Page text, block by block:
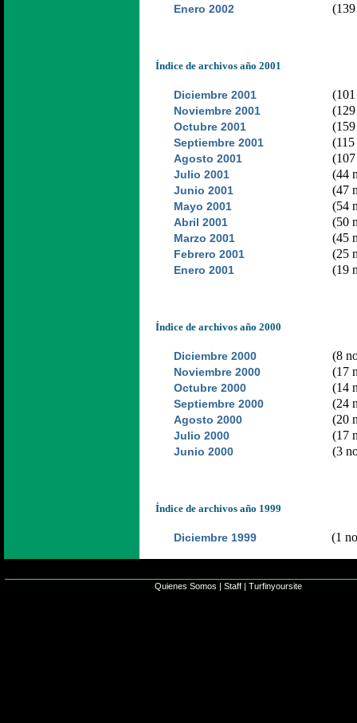
Enero 2002
Índice de archivos año 2001
Diciembre 2001
Noviembre 2001
Octubre 2001
Septiembre 2001
Agosto 2001
Julio 2001 (44
Junio 2001 (47
Mayo 2001 (54
Abril 2001 (50
Marzo 2001 (45
Febrero 2001 (25
Enero 2001 (19
Índice de archivos año 2000
Diciembre 2000 (8
Noviembre 2000 (17
Octubre 2000 (14
Septiembre 2000 (24
Agosto 2000 (20
Julio 2000 (17
Junio 2000 (3
Índice de archivos año 1999
Diciembre 1999 (1
Quienes Somos | Staff | Turfinyoursite